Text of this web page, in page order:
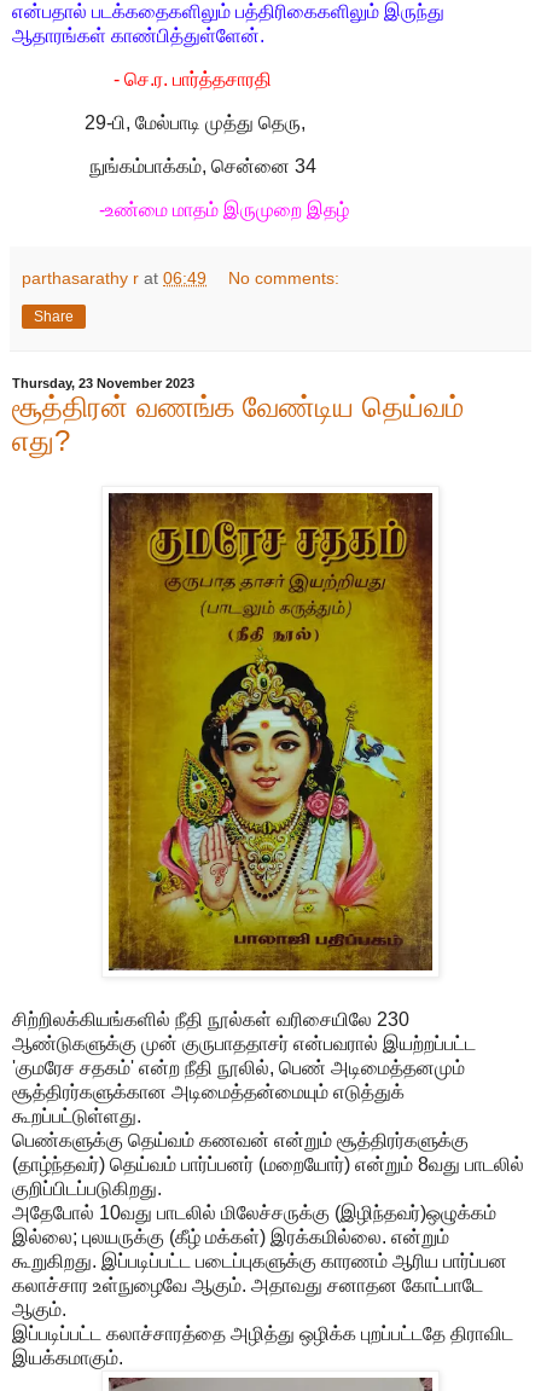
என்பதால் படக்கதைகளிலும் பத்திரிகைகளிலும் இருந்து
ஆதாரங்கள் காண்பித்துள்ளேன்.
- செ.ர. பார்த்தசாரதி
29-பி, மேல்பாடி முத்து தெரு,
நுங்கம்பாக்கம், சென்னை 34
-உண்மை மாதம் இருமுறை இதழ்
parthasarathy r at 06:49 No comments:
Share
Thursday, 23 November 2023
சூத்திரன் வணங்க வேண்டிய தெய்வம்
எது?
சிற்றிலக்கியங்களில் நீதி நூல்கள் வரிசையிலே 230
ஆண்டுகளுக்கு முன் குருபாததாசர் என்பவரால் இயற்றப்பட்ட
'குமரேச சதகம்' என்ற நீதி நூலில், பெண் அடிமைத்தனமும்
சூத்திரர்களுக்கான அடிமைத்தன்மையும் எடுத்துக்
கூறப்பட்டுள்ளது.
பெண்களுக்கு தெய்வம் கணவன் என்றும் சூத்திரர்களுக்கு
(தாழ்ந்தவர்) தெய்வம் பார்ப்பனர் (மறையோர்) என்றும் 8வது பாடலில்
குறிப்பிடப்படுகிறது.
அதேபோல் 10வது பாடலில் மிலேச்சருக்கு (இழிந்தவர்)ஒழுக்கம்
இல்லை; புலயருக்கு (கீழ் மக்கள்) இரக்கமில்லை. என்றும்
கூறுகிறது. இப்படிப்பட்ட படைப்புகளுக்கு காரணம் ஆரிய பார்ப்பன
கலாச்சார உள்நுழைவே ஆகும். அதாவது சனாதன கோட்பாடே
ஆகும்.
இப்படிப்பட்ட கலாச்சாரத்தை அழித்து ஒழிக்க புறப்பட்டதே திராவிட
இயக்கமாகும்.